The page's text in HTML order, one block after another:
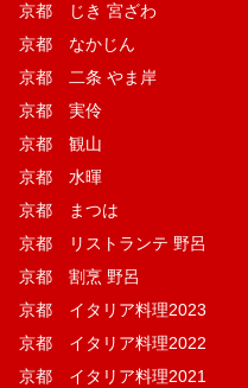
京都 じき 宮ざわ
京都 なかじん
京都 二条 やま岸
京都 実伶
京都 観山
京都 水暉
京都 まつは
京都 リストランテ 野呂
京都 割烹 野呂
京都 イタリア料理2023
京都 イタリア料理2022
京都 イタリア料理2021